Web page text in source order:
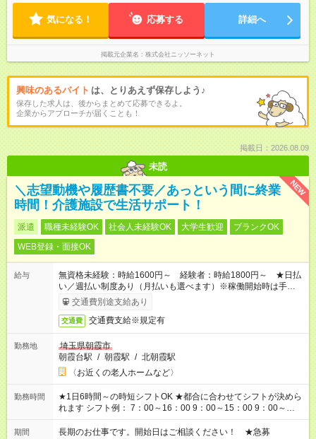
気になる！ 応募する 詳細へ
掲載元企業名 株式会社ニッソーネット
興味のあるバイト は、とりあえず保存しよう♪
保存した求人は、後からまとめて応募できるよ。
企業からアプローチが届くことも！
掲載日：2026.08.09
未読
NEW
＼志望動機や履歴書不要／あっという間に終業
時間！介護施設で生活サポート！
派遣 職種未経験OK 社会人未経験OK 大学生歓迎
ブランクOK
WEB登録・面接OK
給与
無資格未経験：時給1600円～ 経験者：時給1800円～ ★日払
い／週払い制度あり（月払いも選べます）※稼働開始時は手続き
完了次第のお支払いとなります。
交通費別途支給あり
交通費 交通費支給※規定有
勤務地
埼玉県朝霞市
朝霞台駅 / 朝霞駅 / 北朝霞駅
〈お近くの老人ホームなど〉
勤務時間
★1日6時間～の時短シフトOK ★都合に合わせてシフトが決めら
れます シフト例： 7：00～16：00 9：00～15：00 9：00～
18：00 11：00～20：00 など ※Wワークの場合、他のお仕事と
合わせ週40時間超の就業はご案内できません ※法令に基づき、
期間 長期のお仕事です。開始日はご相談ください！ ★急募